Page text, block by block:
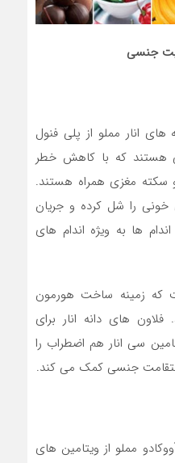
جنسی
های انار مملو از پلی فنول
هستند که با کاهش خطر
سکته مغزی همراه هستند.
را شل کرده و جریان
ها به ویژه اندام های
که زمینه ساخت هورمون
های دانه انار برای
سی انار هم اضطراب را
جنسی کمک می کند.
مملو از ویتامین های